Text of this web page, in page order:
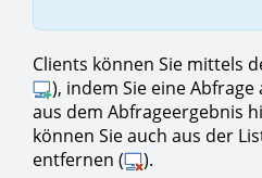
Clients können Sie mittels
), indem Sie eine
aus dem Abfrageergebnis
können Sie auch aus der
entfernen (
).